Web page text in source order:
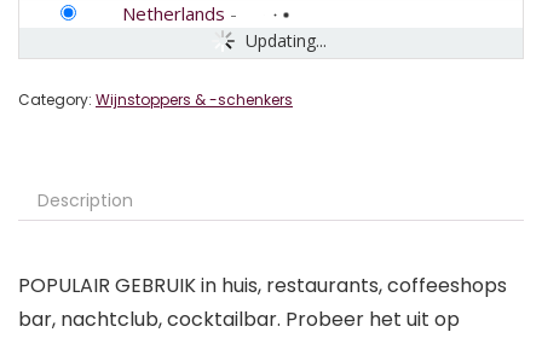
Updating...
Netherlands -
Category: Wijnstoppers & -schenkers
Description
POPULAIR GEBRUIK in huis, restaurants, coffeeshops
bar, nachtclub, cocktailbar. Probeer het uit op